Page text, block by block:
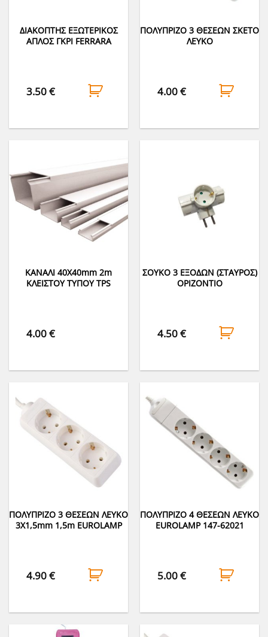
ΔΙΑΚΟΠΤΗΣ ΕΞΩΤΕΡΙΚΟΣ
ΑΠΛΟΣ ΓΚΡΙ FERRARA
3.50€
ΠΟΛΥΠΡΙΖΟ 3 ΘΕΣΕΩΝ ΣΚΕΤΟ
ΛΕΥΚΟ
4.00€
ΚΑΝΑΛΙ 40Χ40mm 2m
ΚΛΕΙΣΤΟΥ ΤΥΠΟΥ TPS
4.00€
ΣΟΥΚΟ 3 ΕΞΟΔΩΝ (ΣΤΑΥΡΟΣ)
ΟΡΙΖΟΝΤΙΟ
4.50€
ΠΟΛΥΠΡΙΖΟ 3 ΘΕΣΕΩΝ ΛΕΥΚΟ
3Χ1,5mm 1,5m EUROLAMP
4.90€
ΠΟΛΥΠΡΙΖΟ 4 ΘΕΣΕΩΝ ΛΕΥΚΟ
EUROLAMP 147-62021
5.00€